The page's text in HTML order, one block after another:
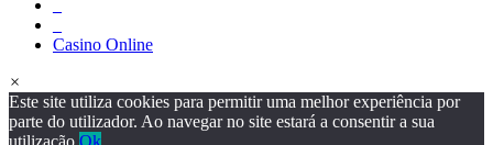
Casino Online
×
Este site utiliza cookies para permitir uma melhor experiência por
parte do utilizador. Ao navegar no site estará a consentir a sua
utilização. Ok